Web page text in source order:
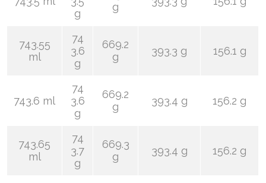
g
g
743.55
ml
74
3.6
g
669.2
g
393.3 g 156.1 g
743.6 ml
74
3.6
g
669.2
g
393.4 g 156.2 g
743.65
ml
74
3.7
g
669.3
g
393.4 g 156.2 g